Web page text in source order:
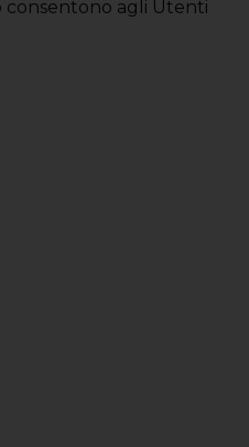
consentono agli Utenti